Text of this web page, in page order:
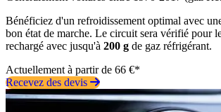
Bénéficiez d'un refroidissement optimal avec
bon état de marche. Le circuit sera vérifié pour
rechargé avec jusqu'à 200 g de gaz réfrigérant.
Actuellement à partir de 66 €*
Recevez des devis